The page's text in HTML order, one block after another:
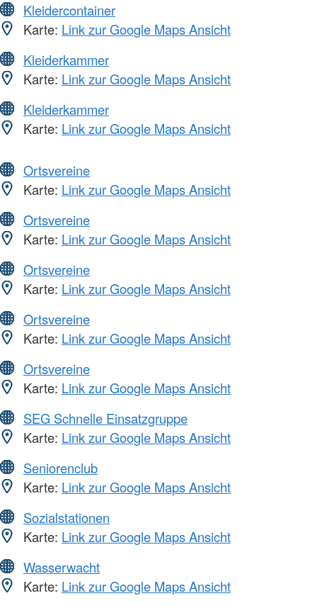
Kleidercontainer
Karte: Link zur Google Maps Ansicht
Kleiderkammer
Karte: Link zur Google Maps Ansicht
Kleiderkammer
Karte: Link zur Google Maps Ansicht
Ortsvereine
Karte: Link zur Google Maps Ansicht
Ortsvereine
Karte: Link zur Google Maps Ansicht
Ortsvereine
Karte: Link zur Google Maps Ansicht
Ortsvereine
Karte: Link zur Google Maps Ansicht
Ortsvereine
Karte: Link zur Google Maps Ansicht
SEG Schnelle Einsatzgruppe
Karte: Link zur Google Maps Ansicht
Seniorenclub
Karte: Link zur Google Maps Ansicht
Sozialstationen
Karte: Link zur Google Maps Ansicht
Wasserwacht
Karte: Link zur Google Maps Ansicht